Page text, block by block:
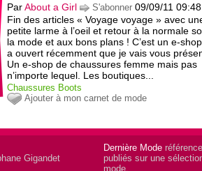
ParAbout a Girl S'abonner 09/09/11 09:48
Fin des articles « Voyage voyage » avec
petite larme à l’oeil et retour à la normale
la mode et aux bons plans ! C’est un e-
a ouvert récemment que je vais vous
Un e-shop de chaussures femme mais pas
n’importe lequel. Les boutiques...
Chaussures Boots
Ajouter à mon carnet de mode
Gigandet
Dernière Mode
publiés sur une
mode.